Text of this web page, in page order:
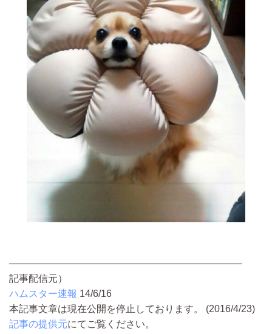
————————————————————————
記事配信元）
ハムスター速報 14/6/16
本記事文章は現在公開を停止しております。 (2016/4/23)
記事の提供元にてご覧ください。